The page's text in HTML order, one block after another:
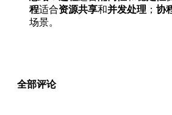
程适合资源共享和并发处理 ； 协
场景。
全部评论